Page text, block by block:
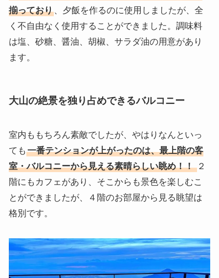
揃っており、夕飯を作るのに使用しましたが、全
く不自由なく使用することができました。調味料
は塩、砂糖、醤油、胡椒、サラダ油の用意があり
ます。
大山の絶景を独り占めできるバルコニー
室内ももちろん素敵でしたが、やはりなんといっ
ても 一番テンションが上がったのは、最上階の客
室・バルコニーから見える素晴らしい眺め！！２
階にもカフェがあり、そこからも景色を楽しむこ
とができましたが、４階のお部屋から見る眺望は
格別です。